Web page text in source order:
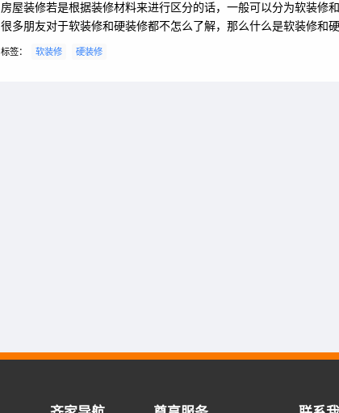
房屋装修若是根据装修材料来进行区分的话，一般可以分为软装修
很多朋友对于软装修和硬装修都不怎么了解，那么什么是软装修和
装修要注意哪些方面呢？
标签： 软装修 硬装修